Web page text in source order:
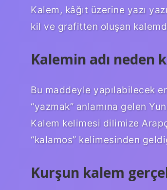
Kalem, kâğıt üzerine yazı
kil ve grafitten oluşan
Kalemin adı neden
Bu maddeyle yapılabilecek
“yazmak” anlamına gelen
Kalem kelimesi dilimize
“kalamos” kelimesinden
Kurşun kalem